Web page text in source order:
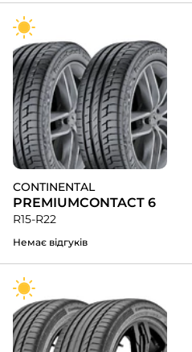
CONTINENTAL
PREMIUMCONTACT 6
R15-R22
Немає відгуків